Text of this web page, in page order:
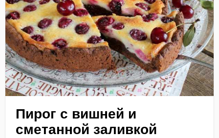
Пирог с вишней и
сметанной заливкой